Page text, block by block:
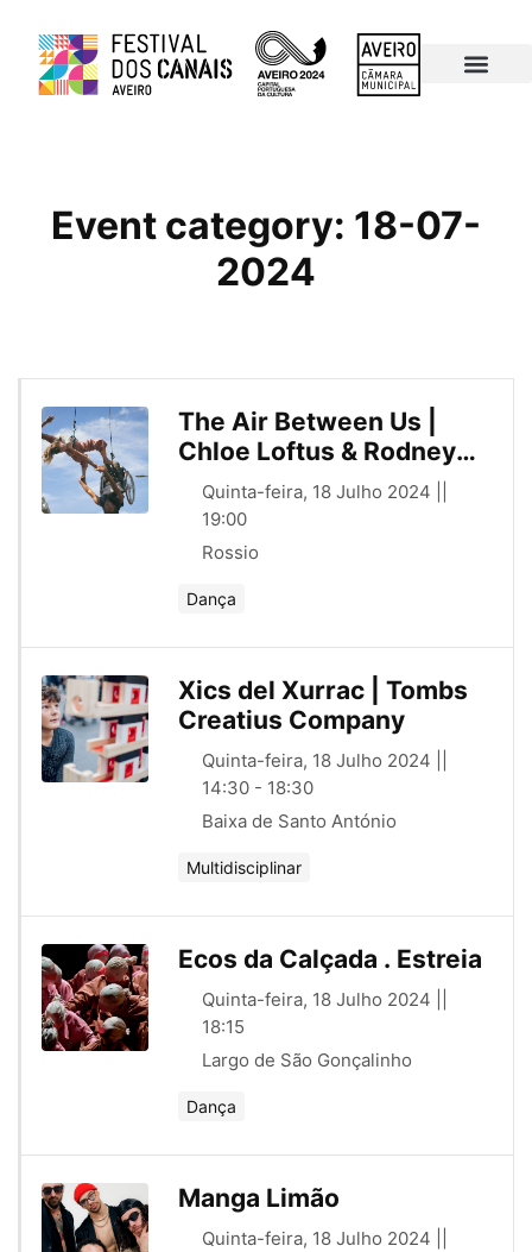
Event category: 18-07-
2024
The Air Between Us |
Chloe Loftus & Rodney
Bell . Estreia Nacional
Quinta-feira, 18 Julho 2024 ||
19:00
Rossio
Dança
Xics del Xurrac | Tombs
Creatius Company
Quinta-feira, 18 Julho 2024 ||
14:30 - 18:30
Baixa de Santo António
Multidisciplinar
Ecos da Calçada . Estreia
Quinta-feira, 18 Julho 2024 ||
18:15
Largo de São Gonçalinho
Dança
Manga Limão
Quinta-feira, 18 Julho 2024 ||